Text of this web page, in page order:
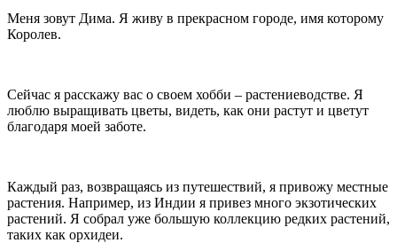
Меня зовут Дима. Я живу в прекрасном городе, имя которому
Королев.
Сейчас я расскажу вас о своем хобби – растениеводстве. Я
люблю выращивать цветы, видеть, как они растут и цветут
благодаря моей заботе.
Каждый раз, возвращаясь из путешествий, я привожу местные
растения. Например, из Индии я привез много экзотических
растений. Я собрал уже большую коллекцию редких растений,
таких как орхидеи.